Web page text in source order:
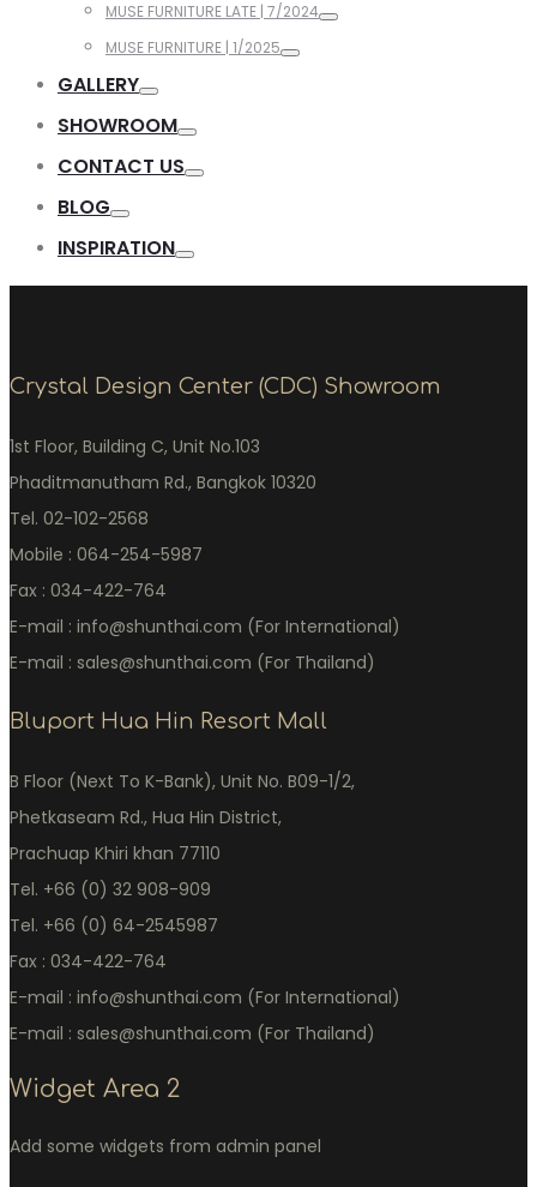
MUSE FURNITURE LATE | 7/2024
MUSE FURNITURE | 1/2025
GALLERY
SHOWROOM
CONTACT US
BLOG
INSPIRATION
Crystal Design Center (CDC) Showroom
1st Floor, Building C, Unit No.103
Phaditmanutham Rd., Bangkok 10320
Tel. 02-102-2568
Mobile : 064-254-5987
Fax : 034-422-764
E-mail : info@shunthai.com (For International)
E-mail : sales@shunthai.com (For Thailand)
Bluport Hua Hin Resort Mall
B Floor (Next To K-Bank), Unit No. B09-1/2,
Phetkaseam Rd., Hua Hin District,
Prachuap Khiri khan 77110
Tel. +66 (0) 32 908-909
Tel. +66 (0) 64-2545987
Fax : 034-422-764
E-mail : info@shunthai.com (For International)
E-mail : sales@shunthai.com (For Thailand)
Widget Area 2
Add some widgets from admin panel